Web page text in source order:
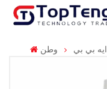
وطن ايه بي بي